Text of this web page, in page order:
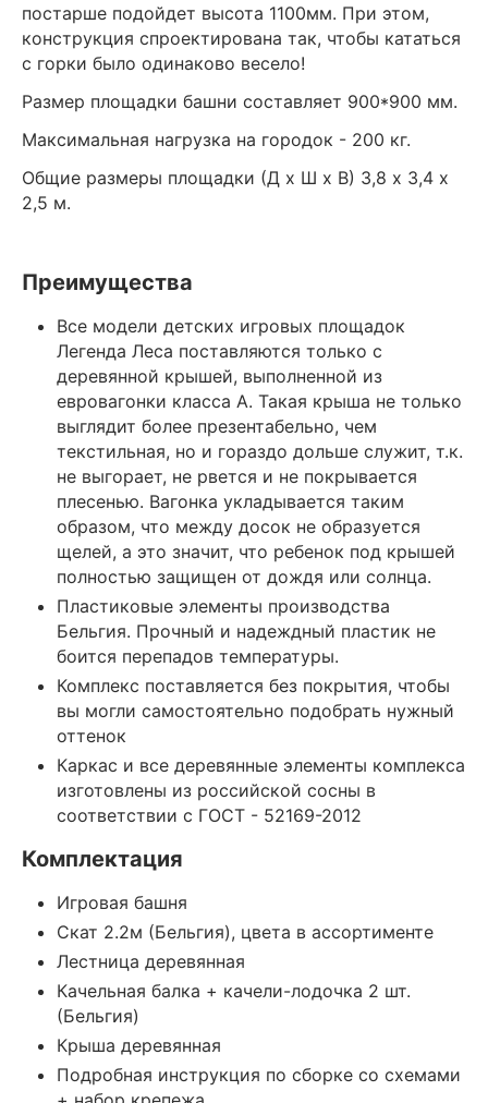
постарше подойдет высота 1100мм. При этом,
конструкция спроектирована так, чтобы кататься
с горки было одинаково весело!
Размер площадки башни составляет 900*900 мм.
Максимальная нагрузка на городок - 200 кг.
Общие размеры площадки (Д х Ш х В) 3,8 х 3,4 х
2,5 м.
Преимущества
Все модели детских игровых площадок
Легенда Леса поставляются только с
деревянной крышей, выполненной из
евровагонки класса А. Такая крыша не только
выглядит более презентабельно, чем
текстильная, но и гораздо дольше служит, т.к.
не выгорает, не рвется и не покрывается
плесенью. Вагонка укладывается таким
образом, что между досок не образуется
щелей, а это значит, что ребенок под крышей
полностью защищен от дождя или солнца.
Пластиковые элементы производства
Бельгия. Прочный и надеждный пластик не
боится перепадов температуры.
Комплекс поставляется без покрытия, чтобы
вы могли самостоятельно подобрать нужный
оттенок
Каркас и все деревянные элементы комплекса
изготовлены из российской сосны в
соответствии с ГОСТ - 52169-2012
Комплектация
Игровая башня
Скат 2.2м (Бельгия), цвета в ассортименте
Лестница деревянная
Качельная балка + качели-лодочка 2 шт.
(Бельгия)
Крыша деревянная
Подробная инструкция по сборке со схемами